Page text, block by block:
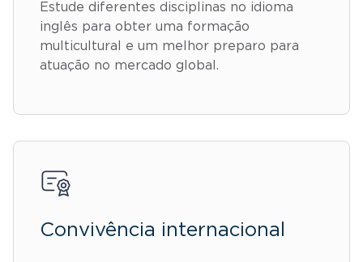
Estude diferentes disciplinas no idioma
inglês para obter uma formação
multicultural e um melhor preparo para
atuação no mercado global.
Convivência internacional